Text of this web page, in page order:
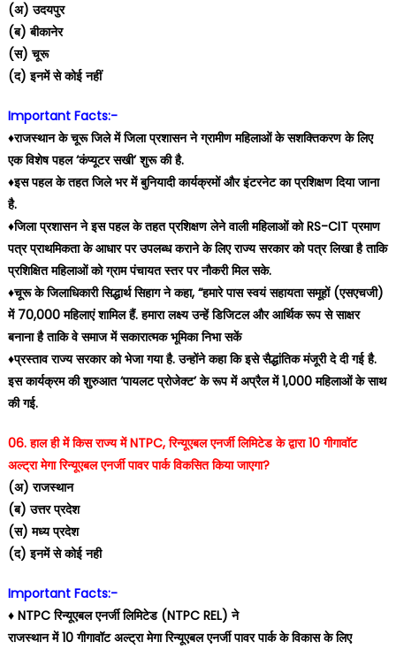
(अ) उदयपुर
(ब) बीकानेर
(स) चूरू
(द) इनमें से कोई नहीं
Important Facts:-
♦️राजस्‍थान के चूरू जिले में जिला प्रशासन ने ग्रामीण महिलाओं के सशक्तिकरण के लिए
एक विशेष पहल ‘कंप्यूटर सखी’ शुरू की है.
♦️इस पहल के तहत जिले भर में बुनियादी कार्यक्रमों और इंटरनेट का प्रशिक्षण दिया जाना
है.
♦️जिला प्रशासन ने इस पहल के तहत प्रशिक्षण लेने वाली महिलाओं को RS-CIT प्रमाण
पत्र प्राथमिकता के आधार पर उपलब्ध कराने के लिए राज्‍य सरकार को पत्र लिखा है ताकि
प्रशिक्षित महिलाओं को ग्राम पंचायत स्तर पर नौकरी मिल सके.
♦️चूरू के जिलाधिकारी सिद्धार्थ सिहाग ने कहा, “हमारे पास स्वयं सहायता समूहों (एसएचजी)
में 70,000 महिलाएं शामिल हैं. हमारा लक्ष्य उन्हें डिजिटल और आर्थिक रूप से साक्षर
बनाना है ताकि वे समाज में सकारात्मक भूमिका निभा सकें
♦️प्रस्ताव राज्य सरकार को भेजा गया है. उन्होंने कहा कि इसे सैद्धांतिक मंजूरी दे दी गई है.
इस कार्यक्रम की शुरुआत ‘पायलट प्रोजेक्ट’ के रूप में अप्रैल में 1,000 महिलाओं के साथ
की गई.
06. हाल ही में किस राज्य में NTPC, रिन्यूएबल एनर्जी लिमिटेड के द्वारा 10 गीगावॉट
अल्ट्रा मेगा रिन्यूएबल एनर्जी पावर पार्क विकसित किया जाएगा?
(अ) राजस्थान
(ब) उत्तर प्रदेश
(स) मध्य प्रदेश
(द) इनमें से कोई नही
Important Facts:-
♦️ NTPC रिन्यूएबल एनर्जी लिमिटेड (NTPC REL) ने
राजस्थान में 10 गीगावॉट अल्ट्रा मेगा रिन्यूएबल एनर्जी पावर पार्क के विकास के लिए